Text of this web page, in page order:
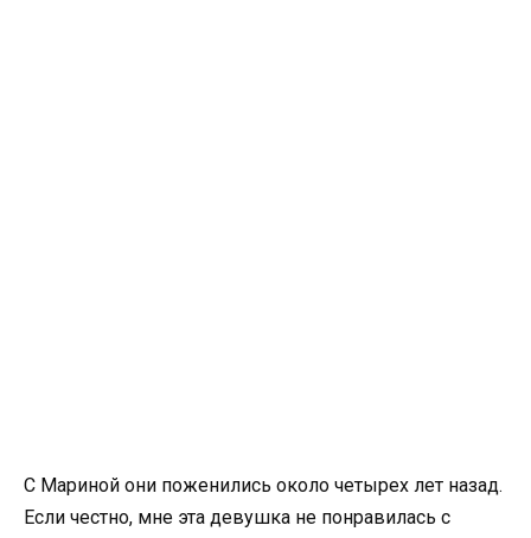
С Мариной они поженились около четырех лет назад.
Если честно, мне эта девушка не понравилась с